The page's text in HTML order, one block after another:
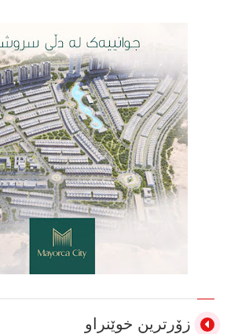
زۆرترین خوێنراو